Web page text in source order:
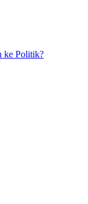
ke Politik?